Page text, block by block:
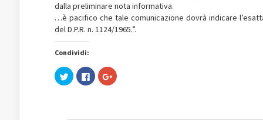
dalla preliminare nota informativa.
…è pacifico che tale comunicazione dovrà indicare
del D.P.R. n. 1124/1965.”.
Condividi:
Fai
clic
Fai
clic
Fai
clic